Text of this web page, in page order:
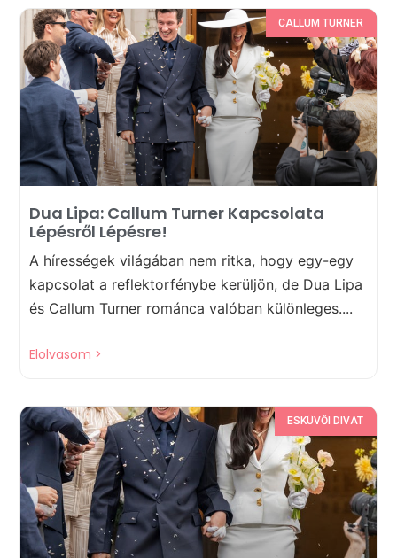
CALLUM TURNER
Dua Lipa: Callum Turner Kapcsolata
Lépésről Lépésre!
A hírességek világában nem ritka, hogy egy-egy
kapcsolat a reflektorfénybe kerüljön, de Dua Lipa
és Callum Turner románca valóban különleges....
Elolvasom >
ESKÜVŐI DIVAT